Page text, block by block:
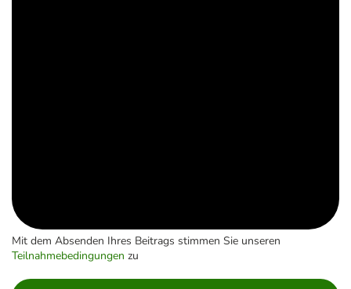
Mit dem Absenden Ihres Beitrags stimmen Sie unseren
Teilnahmebedingungen zu